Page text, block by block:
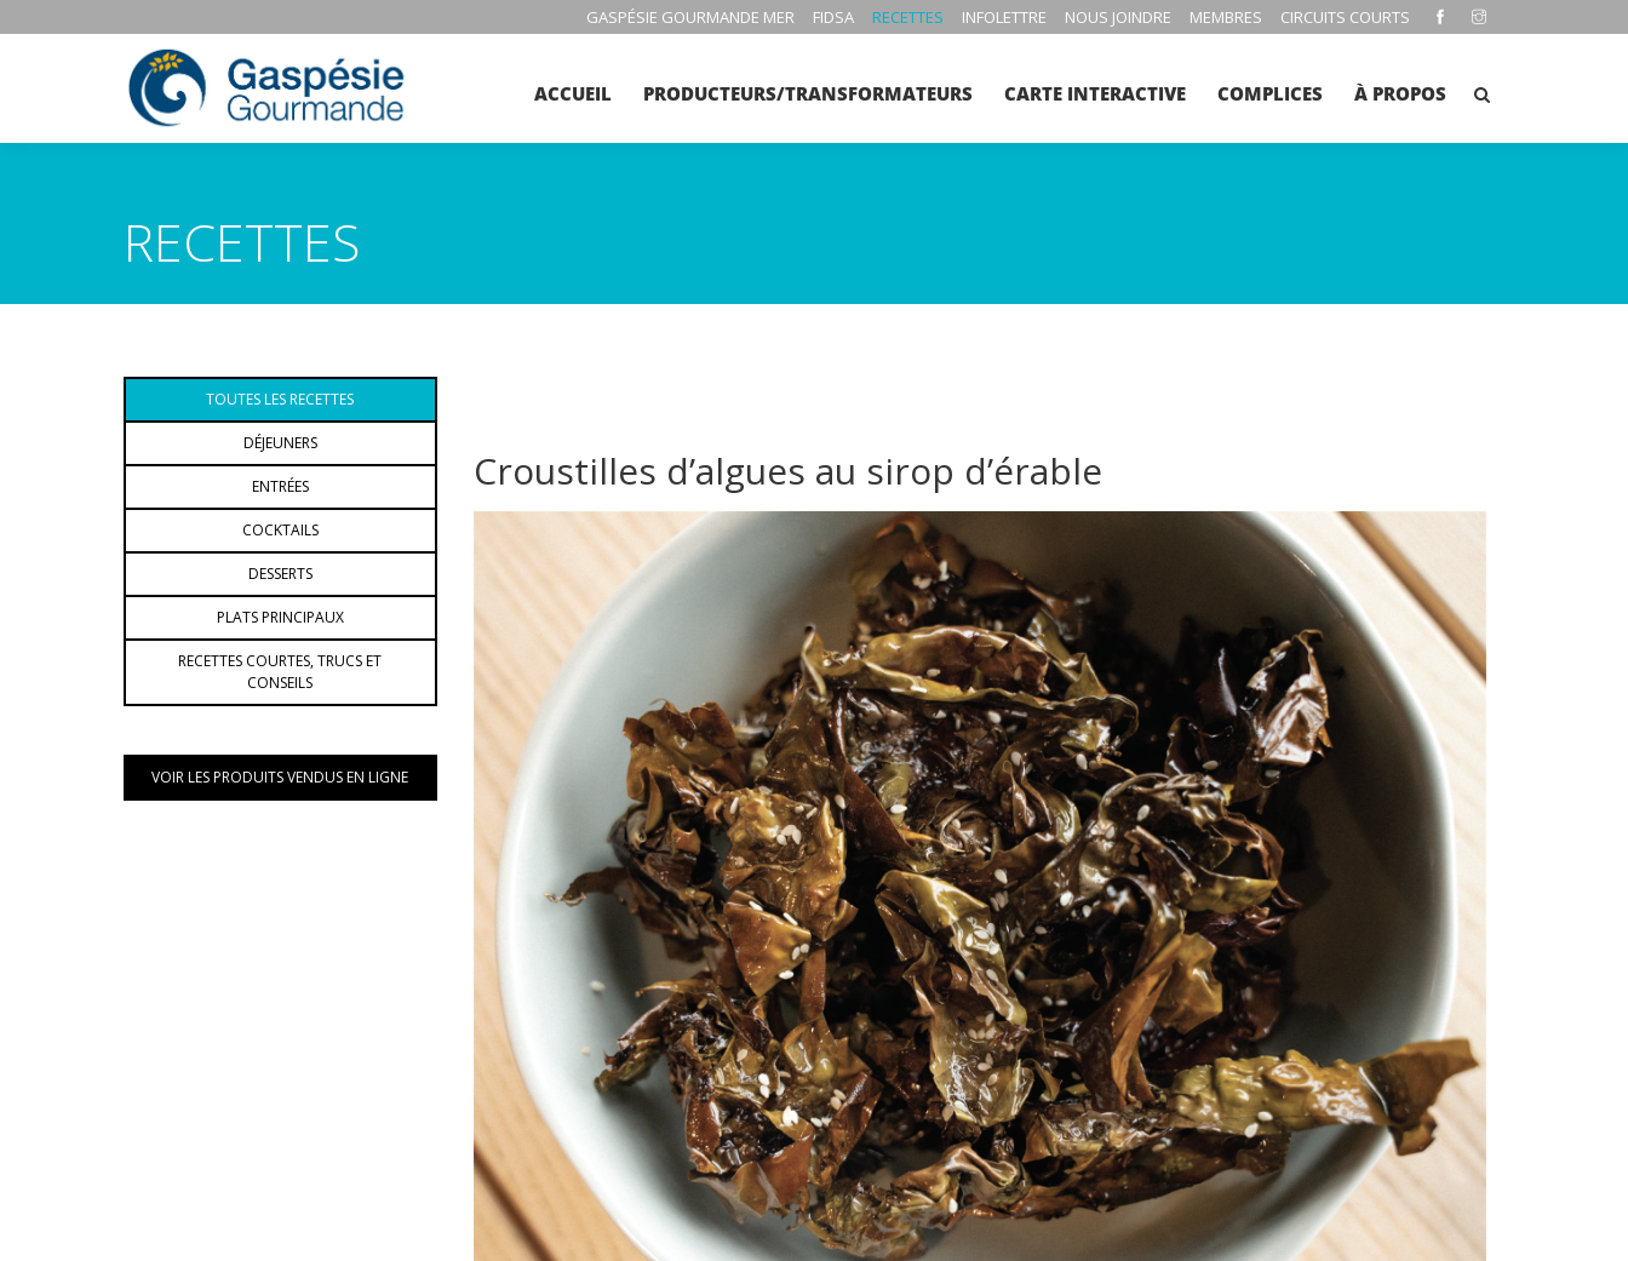
GASPÉSIE GOURMANDE MER FIDSA RECETTES INFOLETTRE NOUS JOINDRE MEMBRES CIRCUITS COURTS
ACCUEIL PRODUCTEURS/TRANSFORMATEURS CARTE INTERACTIVE COMPLICES À PROPOS
RECETTES
TOUTES LES RECETTES
DÉJEUNERS
ENTRÉES
COCKTAILS
DESSERTS
PLATS PRINCIPAUX
RECETTES COURTES, TRUCS ET
CONSEILS
VOIR LES PRODUITS VENDUS EN LIGNE
Croustilles d’algues au sirop d’érable